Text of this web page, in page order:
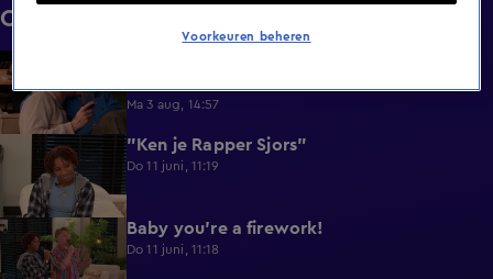
Clips
6:32
Ma 3 aug, 14:57
0:49 "Ken je Rapper Sjors"
Do 11 juni, 11:19
0:39 Baby you're a firework!
Do 11 juni, 11:18
Voorkeuren beheren